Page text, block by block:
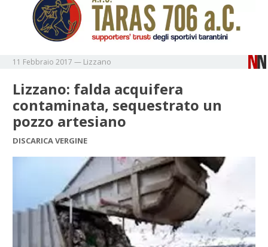
11 Febbraio 2017 — Lizzano
Lizzano: falda acquifera
contaminata, sequestrato un
pozzo artesiano
DISCARICA VERGINE